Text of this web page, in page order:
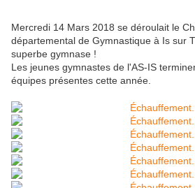
Mercredi 14 Mars 2018 se déroulait le
départemental de Gymnastique à Is sur
superbe gymnase !
Les jeunes gymnastes de l'AS-IS
équipes présentes cette année.